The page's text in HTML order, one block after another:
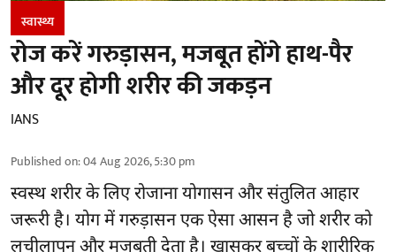
स्वास्थ्य
रोज करें गरुड़ासन, मजबूत होंगे हाथ-पैर
और दूर होगी शरीर की जकड़न
IANS
Published on:04 Aug 2026, 5:30 pm
स्वस्थ शरीर के लिए रोजाना योगासन और संतुलित आहार
जरूरी है। योगमें गरुड़ासन एक ऐसा आसन है जो शरीर को